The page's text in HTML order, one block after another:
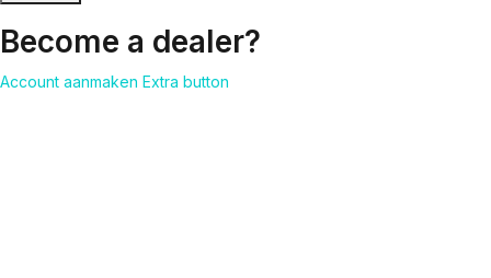
Become a dealer?
Account aanmaken Extra button